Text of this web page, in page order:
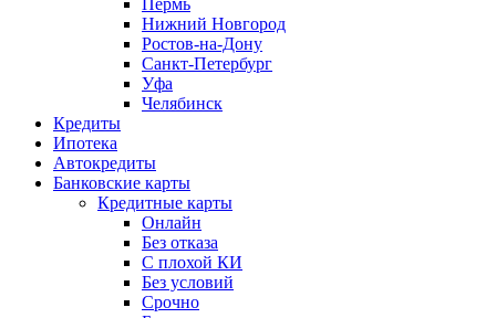
Пермь
Нижний Новгород
Ростов-на-Дону
Санкт-Петербург
Уфа
Челябинск
Кредиты
Ипотека
Автокредиты
Банковские карты
Кредитные карты
Онлайн
Без отказа
С плохой КИ
Без условий
Срочно